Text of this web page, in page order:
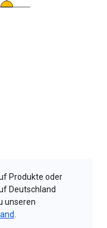
Produkte oder
Deutschland
unseren